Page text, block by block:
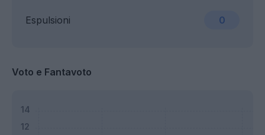
Espulsioni 0
Voto e Fantavoto